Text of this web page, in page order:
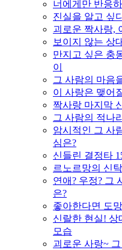
너에게만 반응
진실을 알고 싶
괴로운 짝사랑,
보이지 않는 상
만지고 싶은 충
이
그 사람의 마음
이 사랑은 맺어
짝사랑 마지막
그 사람의 적나
암시적인 그 사
심은?
신들린 결정타
르노르망의 신
연애? 우정? 그
은?
좋아한다면 도
신랄한 현실! 상
모습
괴로운 사랑~